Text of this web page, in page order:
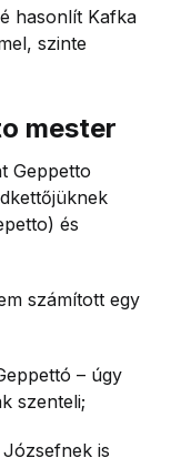
hasonlít Kafka
szinte
mester
Geppetto
és
számított egy
– úgy
szenteli;
is